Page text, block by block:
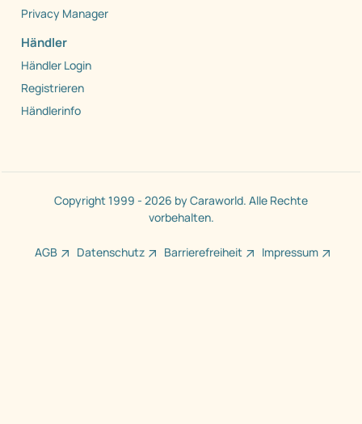
Privacy Manager
Händler
Händler Login
Registrieren
Händlerinfo
Copyright 1999 - 2026 by Caraworld. Alle Rechte
vorbehalten.
AGB Datenschutz Barrierefreiheit Impressum